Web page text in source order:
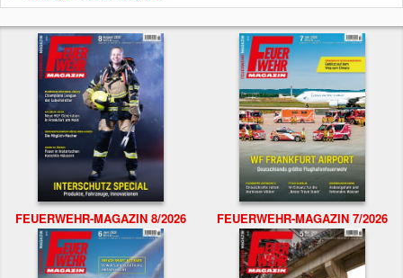
FEUERWEHR-MAGAZIN 8/2026 FEUERWEHR-MAGAZIN 7/2026